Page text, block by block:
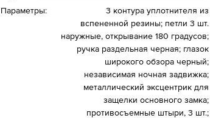
Параметры:
3 контура уплотнителя из
вспененной резины; петли 3 шт.
наружные, открывание 180 градусов;
ручка раздельная черная; глазок
широкого обзора черный;
независимая ночная задвижка;
металлический эксцентрик для
защелки основного замка;
противосъемные штыри, 3 шт.;